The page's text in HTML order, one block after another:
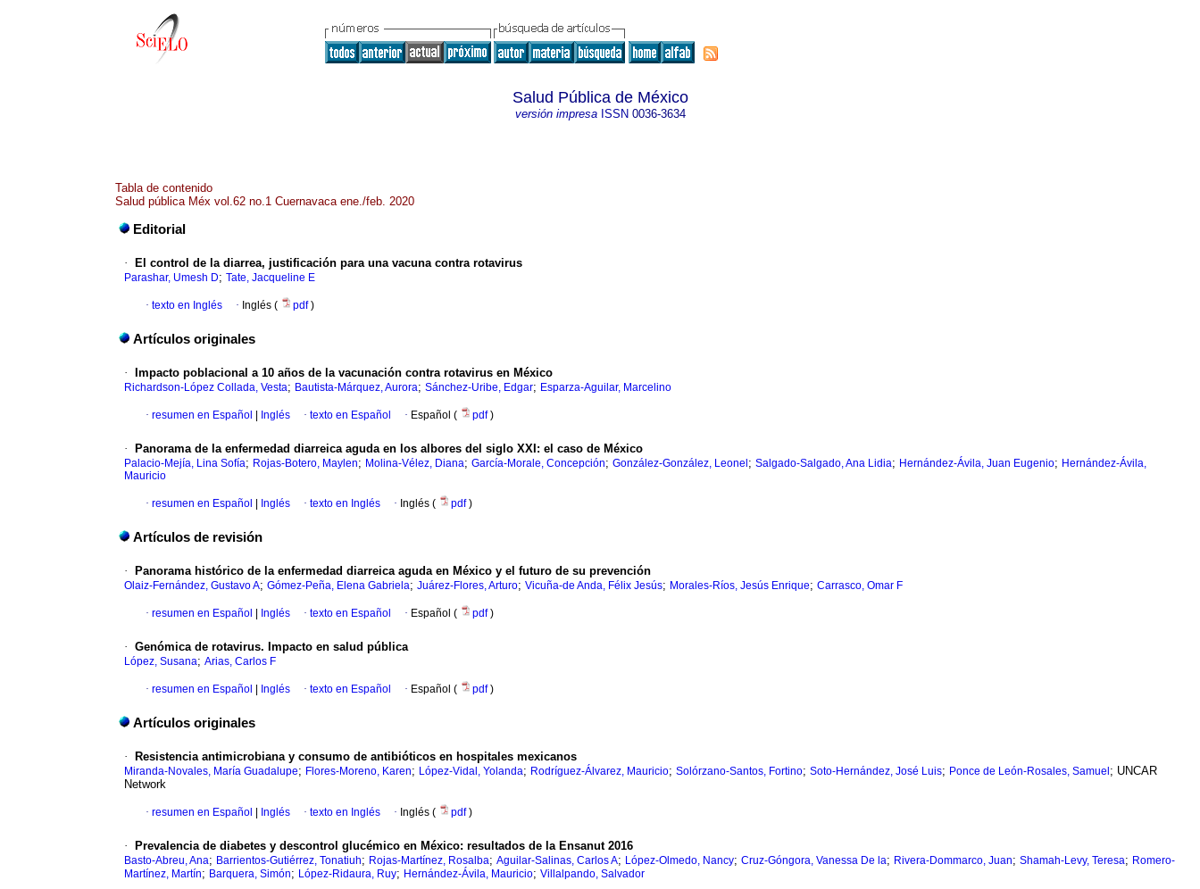
Salud Pública de México
versión impresaISSN 0036-3634
Tabla de contenido
Salud pública Méx vol.62 no.1 Cuernavaca ene./feb. 2020
Editorial
· El control de la diarrea, justificación para una vacuna contra rotavirus
Parashar, Umesh D; Tate, Jacqueline E
· texto en Inglés · Inglés ( pdf)
Artículos originales
· Impacto poblacional a 10 años de la vacunación contra rotavirus en México
Richardson-López Collada, Vesta; Bautista-Márquez, Aurora; Sánchez-Uribe, Edgar; Esparza-Aguilar, Marcelino
· resumen en Español Inglés · texto en Español · Español ( pdf)
· Panorama de la enfermedad diarreica aguda en los albores del siglo XXI: el caso de México
Palacio-Mejía, Lina Sofía; Rojas-Botero, Maylen; Molina-Vélez, Diana; García-Morale, Concepción; González-González, Leonel ; Salgado-Salgado, Ana Lidia; Hernández-Ávila, Juan Eugenio; Hernández-Ávila,
Mauricio
· resumen en Español Inglés · texto en Inglés · Inglés ( pdf)
Artículos de revisión
· Panorama histórico de la enfermedad diarreica aguda en México y el futuro de su prevención
Olaiz-Fernández, Gustavo A; Gómez-Peña, Elena Gabriela; Juárez-Flores, Arturo; Vicuña-de Anda, Félix Jesús; Morales-Ríos, Jesús Enrique; Carrasco, Omar F
· resumen en Español Inglés · texto en Español · Español ( pdf)
· Genómica de rotavirus. Impacto en salud pública
López, Susana; Arias, Carlos F
· resumen en Español Inglés · texto en Español · Español ( pdf)
Artículos originales
· Resistencia antimicrobiana y consumo de antibióticos en hospitales mexicanos
Miranda-Novales, María Guadalupe; Flores-Moreno, Karen; López-Vidal, Yolanda; Rodríguez-Álvarez, Mauricio; Solórzano-Santos, Fortino; Soto-Hernández, José Luis; Ponce de León-Rosales, Samuel ; UNCAR
Network
· resumen en Español Inglés · texto en Inglés · Inglés ( pdf)
· Prevalencia de diabetes y descontrol glucémico en México: resultados de la Ensanut 2016
Basto-Abreu, Ana; Barrientos-Gutiérrez, Tonatiuh; Rojas-Martínez, Rosalba; Aguilar-Salinas, Carlos A; López-Olmedo, Nancy; Cruz-Góngora, Vanessa De la; Rivera-Dommarco, Juan; Shamah-Levy, Teresa; Romero-
Martínez, Martín; Barquera, Simón; López-Ridaura, Ruy; Hernández-Ávila, Mauricio; Villalpando, Salvador